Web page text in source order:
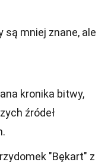
mniej znane, ale
kronika bitwy,
źródeł
"Bękart" z